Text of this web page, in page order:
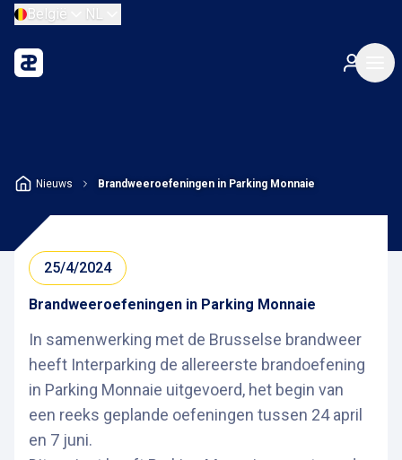
België NL
Nieuws Brandweeroefeningen in Parking Monnaie
25/4/2024
Brandweeroefeningen in Parking Monnaie
In samenwerking met de Brusselse brandweer
heeft Interparking de allereerste brandoefening
in Parking Monnaie uitgevoerd, het begin van
een reeks geplande oefeningen tussen 24 april
en 7 juni.